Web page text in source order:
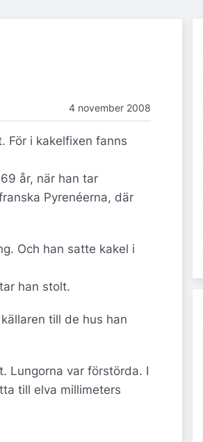
4 november 2008
För i kakelfixen fanns
år, när han tar
Pyrenéerna, där
Och han satte kakel i
han stolt.
till de hus han
Lungorna var förstörda. I
till elva millimeters